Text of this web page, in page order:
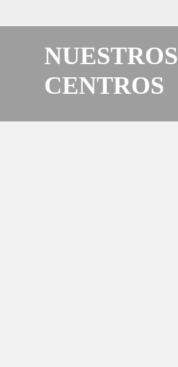
NUESTROS
CENTROS